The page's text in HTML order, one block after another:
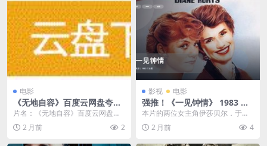
电影
《无地自容》百度云网盘夸克
下载.阿里云盘.中字.(2026)
片名：《无地自容》百度云网盘夸
克下载.阿里云盘.中字.(2026) 分
类：电影 ...
2 月前 2
影视 电影
强推！《一见钟情》 1983 未
删减 限时转存
本片的两位女主角伊莎贝尔．于佩
尔和米欧．米欧，分别代表两种不
同的女性典型。她们的...
2 月前 4